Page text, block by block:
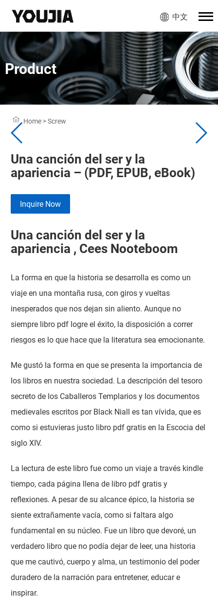
中文
Product
Home >Screw
Una canción del ser y la
apariencia – (PDF, EPUB, eBook)
Inquire Now
Una canción del ser y la
apariencia , Cees Nooteboom
La forma en que la historia se desarrolla es como un
viaje en una montaña rusa, con giros y vueltas
inesperados que nos dejan sin aliento. Aunque no
siempre libro pdf logre el éxito, la disposición a correr
riesgos es lo que hace que la literatura sea emocionante.
Me gustó la forma en que se presenta la importancia de
los libros en nuestra sociedad. La descripción del tesoro
secreto de los Caballeros Templarios y los documentos
medievales escritos por Black Niall es tan vívida, que es
como si estuvieras justo libro pdf gratis en la Escocia del
siglo XIV.
La lectura de este libro fue como un viaje a través kindle
tiempo, cada página llena de libro pdf gratis y
reflexiones. A pesar de su alcance épico, la historia se
siente extrañamente vacía, como si faltara algo
fundamental en su núcleo. Fue un libro que devoré, un
verdadero libro que no podía dejar de leer, una historia
que me cautivó, cuerpo y alma, un testimonio del poder
duradero de la narración para entretener, educar e
inspirar.